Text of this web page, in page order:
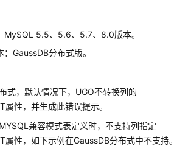
MySQL 5.5、5.6、5.7、8.0版本。
GaussDB分布式版。
式，默认情况下，UGO不转换列的
属性，并生成此错误提示。
兼容模式表定义时，不支持列指定
属性，如下示例在GaussDB分布式中不支持。